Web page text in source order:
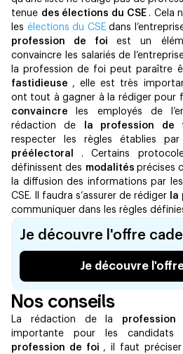
tenue des élections du CSE . Cela
les élections du CSEdans
profession de foiest un
convaincre les salariés de
la profession de foi peut paraître
fastidieuse , elle est très
ont tout à gagner à la rédiger pour
convaincre
les employés de
rédaction de
la profession
respecter les règles établies
préélectoral
. Certains
définissent des modalités précises
la diffusion des informations par
CSE. Il faudra s’assurer de rédiger
communiquer dans les règles
Je découvre l'offre
Je découvre
Nos conseils
La rédaction de la
importante pour les candidats
profession de foi , il faut